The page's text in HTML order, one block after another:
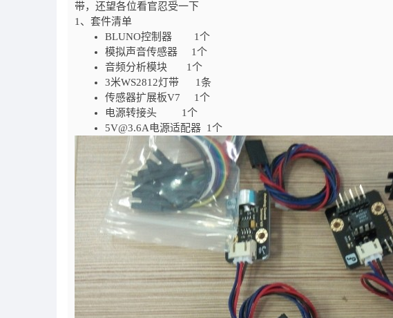
带，还望各位看官忍受一下
1、套件清单
BLUNO控制器 1个
模拟声音传感器 1个
音频分析模块 1个
3米WS2812灯带 1条
传感器扩展板V7 1个
电源转接头 1个
5V@3.6A电源适配器 1个